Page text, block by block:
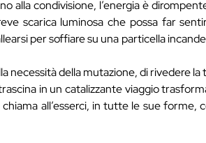
alla condivisione, l’energia è
scarica luminosa che possa far
per soffiare su una particella
necessità della mutazione, di rivedere
in un catalizzante viaggio
all’esserci, in tutte le sue